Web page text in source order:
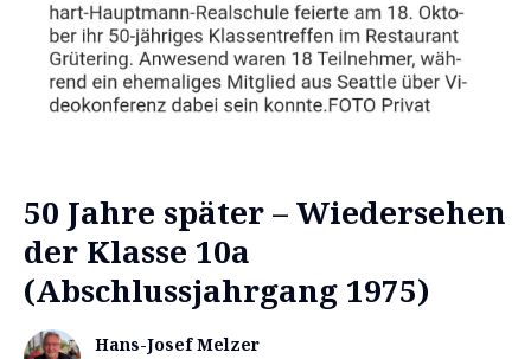
50 Jahre später – Wiedersehen
der Klasse 10a
(Abschlussjahrgang 1975)
Hans-Josef Melzer